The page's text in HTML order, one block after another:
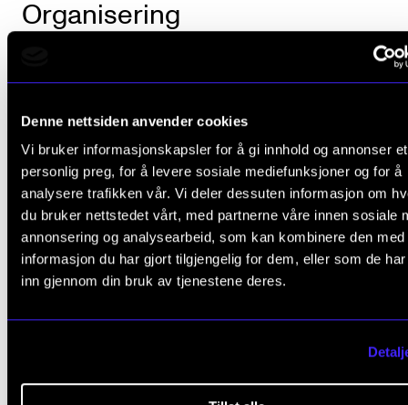
Denne nettsiden anvender cookies
Vi bruker informasjonskapsler for å gi innhold og annonser et
personlig preg, for å levere sosiale mediefunksjoner og for å
analysere trafikken vår. Vi deler dessuten informasjon om
du bruker nettstedet vårt, med partnerne våre innen sosiale
annonsering og analysearbeid, som kan kombinere den med
informasjon du har gjort tilgjengelig for dem, eller som de
inn gjennom din bruk av tjenestene deres.
Organisering
semesterets undervisningsuker. Studentene vil også
kunne deles opp i grupper for å utarbeide
konsertkonsept. Hver gruppe vil få tilbud om
Arbeidskrav
målgruppe og arena. Planen skal inneholde